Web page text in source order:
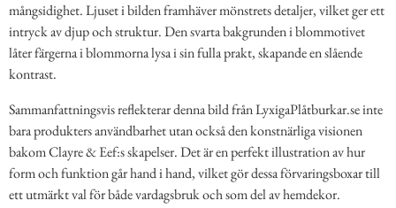
mångsidighet. Ljuset i bilden framhäver mönstrets detaljer, vilket ger ett
intryck av djup och struktur. Den svarta bakgrunden i blommotivet
låter färgerna i blommorna lysa i sin fulla prakt, skapande en slående
kontrast.
Sammanfattningsvis reflekterar denna bild från LyxigaPlåtburkar.se inte
bara produkters användbarhet utan också den konstnärliga visionen
bakom Clayre & Eef:s skapelser. Det är en perfekt illustration av hur
form och funktion går hand i hand, vilket gör dessa förvaringsboxar till
ett utmärkt val för både vardagsbruk och som del av hemdekor.